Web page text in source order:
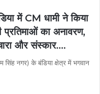
में CM धामी ने किया
प्रतिमाओं का अनावरण,
और संस्कार….
नगर) के बंडिया क्षेत्र में भगवान